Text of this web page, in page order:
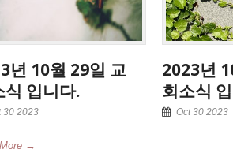
년 10월 29일 교
식 입니다.
30 2023
→
2023년
회소식
Oct 30 2023